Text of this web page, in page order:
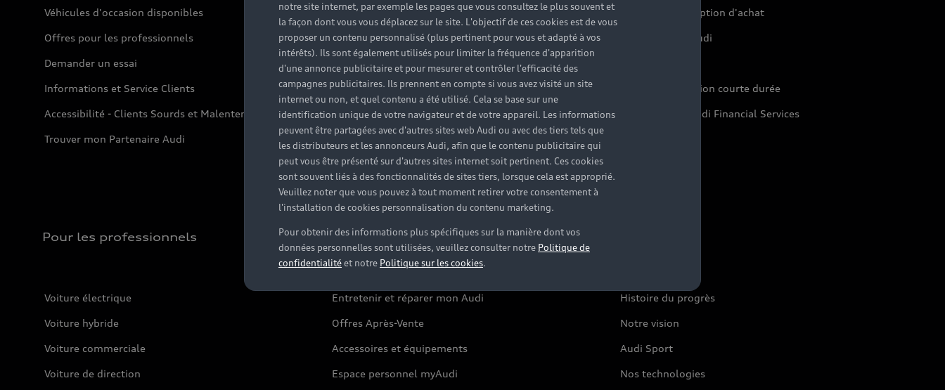
notre site internet, par exemple les pages que vous consultez le plus souvent et
la façon dont vous vous déplacez sur le site. L'objectif de ces cookies est de vous
proposer un contenu personnalisé (plus pertinent pour vous et adapté à vos
intérêts). Ils sont également utilisés pour limiter la fréquence d'apparition
d'une annonce publicitaire et pour mesurer et contrôler l'efficacité des
campagnes publicitaires. Ils prennent en compte si vous avez visité un site
internet ou non, et quel contenu a été utilisé. Cela se base sur une
identification unique de votre navigateur et de votre appareil. Les informations
peuvent être partagées avec d'autres sites web Audi ou avec des tiers tels que
les distributeurs et les annonceurs Audi, afin que le contenu publicitaire qui
peut vous être présenté sur d'autres sites internet soit pertinent. Ces cookies
sont souvent liés à des fonctionnalités de sites tiers, lorsque cela est approprié.
Veuillez noter que vous pouvez à tout moment retirer votre consentement à
l'installation de cookies personnalisation du contenu marketing.
Pour obtenir des informations plus spécifiques sur la manière dont vos
données personnelles sont utilisées, veuillez consulter notre Politique de
confidentialitéet notre Politique sur les cookies.
Véhicules d'occasion disponibles
Offres pour les professionnels
Demander un essai
Informations et Service Clients
Accessibilité - Clients Sourds et Malentendants
Trouver mon Partenaire Audi
Citadine
Compacte
Berline
Avant
SUV électrique
SUV hybride
SUV
SUV compact
Réservation et option d'achat
Financer mon Audi
Audi rent : location courte durée
Espace Client Audi Financial Services
Pour les professionnels
Voiture électrique
Voiture hybride
Voiture commerciale
Voiture de direction
Votre Audi
Entretenir et réparer mon Audi
Offres Après-Vente
Accessoires et équipements
Espace personnel myAudi
Histoire du progrès
Notre vision
Audi Sport
Nos technologies